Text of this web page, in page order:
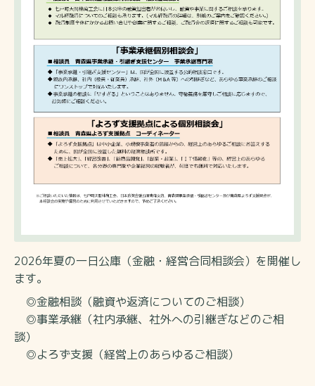
2026年夏の一日公庫（金融・経営合同相談会）を開催し
ます。
◎金融相談（融資や返済についてのご相談）
◎事業承継（社内承継、社外への引継ぎなどのご相
談）
◎よろず支援（経営上のあらゆるご相談）